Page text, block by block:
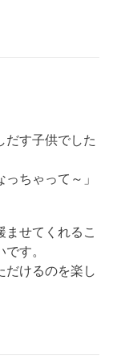
だす子供でした
ちゃって～」
ませてくれるこ
す。
だけるのを楽し